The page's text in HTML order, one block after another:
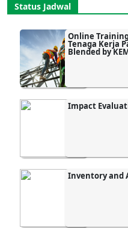
Status Jadwal
Online
Tenaga Kerja
Blended by
Impact
Inventory and